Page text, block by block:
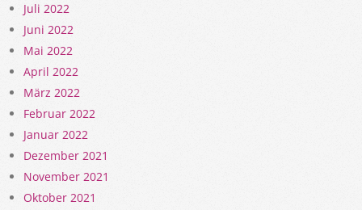
Juli 2022
Juni 2022
Mai 2022
April 2022
März 2022
Februar 2022
Januar 2022
Dezember 2021
November 2021
Oktober 2021